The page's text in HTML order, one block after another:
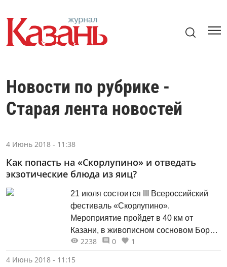
Новости по рубрике -
Старая лента новостей
4 Июнь 2018 - 11:38
Как попасть на «Скорлупино» и отведать
экзотические блюда из яиц?
21 июля состоится III Всероссийский
фестиваль «Скорлупино».
Мероприятие пройдет в 40 км от
Казани, в живописном сосновом Бору
села Пестрецы. В программе
2238 0
1
4 Июнь 2018 - 11:15